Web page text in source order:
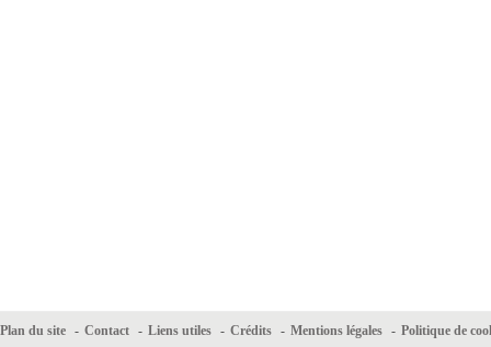
Plan du site - Contact - Liens utiles - Crédits - Mentions légales - Politique de